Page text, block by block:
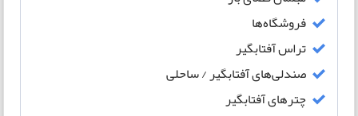
فروشگاه‌ها
تراس آفتابگیر
صندلی‌های آفتابگیر / ساحلی
چترهای آفتابگیر